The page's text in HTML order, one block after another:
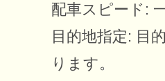
配車スピード:
目的地指定: 目
ります。